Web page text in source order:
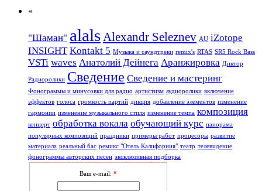
«
"Шаман" alals Alexandr Seleznev AU iZotope
INSIGHT Kontakt 5 Mузыкa и саундтреки remix's RTAS SR5 Rock Bass
VSTi waves Анатолий Дейнега Аранжировка Диктор
Радиоролики Сведение Сведение и мастеринг
Фонограммы и минусовки для радио артистизм аудиоролики включение
эффектов голоса громкость партий дикция добавление элементов изменение
гармонии изменение музыкального стиля изменение темпа композиция
концерт обработка вокала обучающий курс панорама
популярных композиций праздники примеры работ процесоры развитие
материала реальный бас ремикс "Отель Калифорния" театр телевидение
фонограммы авторских песен эксклюзивная подборка
Ваш e-mail: *